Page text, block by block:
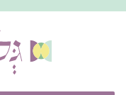
לתוכן